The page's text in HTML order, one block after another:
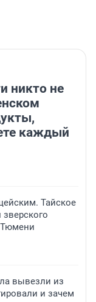
никто не
каждый
Тайское
Тюмени
вывезли из
и зачем